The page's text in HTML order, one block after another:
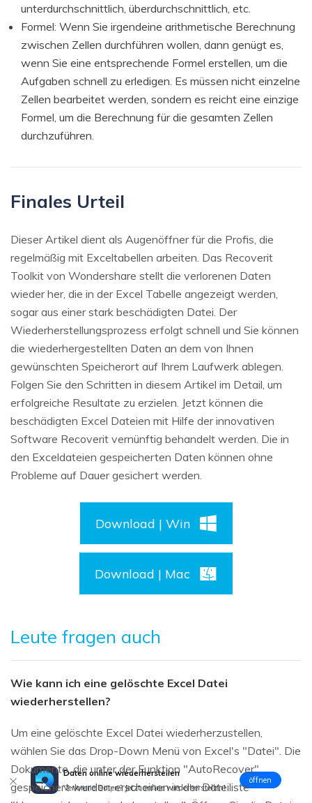
unterdurchschnittlich, überdurchschnittlich, etc.
Formel: Wenn Sie irgendeine arithmetische Berechnung
zwischen Zellen durchführen wollen, dann genügt es,
wenn Sie eine entsprechende Formel erstellen, um die
Aufgaben schnell zu erledigen. Es müssen nicht einzelne
Zellen bearbeitet werden, sondern es reicht eine einzige
Formel, um die Berechnung für die gesamten Zellen
durchzuführen.
Finales Urteil
Dieser Artikel dient als Augenöffner für die Profis, die
regelmäßig mit Exceltabellen arbeiten. Das Recoverit
Toolkit von Wondershare stellt die verlorenen Daten
wieder her, die in der Excel Tabelle angezeigt werden,
sogar aus einer stark beschädigten Datei. Der
Wiederherstellungsprozess erfolgt schnell und Sie können
die wiederhergestellten Daten an dem von Ihnen
gewünschten Speicherort auf Ihrem Laufwerk ablegen.
Folgen Sie den Schritten in diesem Artikel im Detail, um
erfolgreiche Resultate zu erzielen. Jetzt können die
beschädigten Excel Dateien mit Hilfe der innovativen
Software Recoverit vernünftig behandelt werden. Die in
den Exceldateien gespeicherten Daten können ohne
Probleme auf Dauer gesichert werden.
Download | Win
Download | Mac
Leute fragen auch
Wie kann ich eine gelöschte Excel Datei
wiederherstellen?
Um eine gelöschte Excel Datei wiederherzustellen,
wählen Sie das Drop-Down Menü von Excel's "Datei". Die
Dokumente, die unter der Funktion "AutoRecover"
gespeichert wurden, erscheinen in der Dateiliste
Daten online wiederherstellen
Verlorene Daten? Jetzt online wiederherstellen!
öffnen